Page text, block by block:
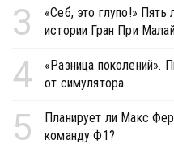
3
«Себ, это глупо!»
истории Гран При
4
«Разница поколений».
от симулятора
5
Планирует ли Макс
команду Ф1?